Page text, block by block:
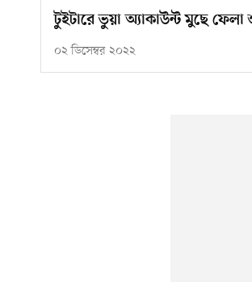
টুইটারে ভুয়া অ্যাকাউন্ট মুছে
০২ ডিসেম্বর ২০২২